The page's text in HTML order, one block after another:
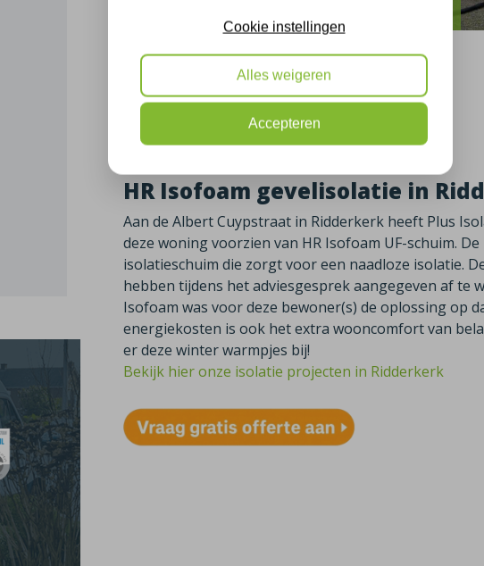
Ridderkerk, 15-03-2021
HR Isofoam gevelisolatie in
Aan de Albert Cuypstraat in Ridderkerk heeft Plus
deze woning voorzien van HR Isofoam UF-schuim.
isolatieschuim die zorgt voor een naadloze isolatie.
hebben tijdens het adviesgesprek aangegeven af te
Isofoam was voor deze bewoner(s) de oplossing op
energiekosten is ook het extra wooncomfort van
er deze winter warmpjes bij!
Bekijk hier onze isolatie projecten in Ridderkerk
Cookie instellingen
Alles weigeren
Accepteren